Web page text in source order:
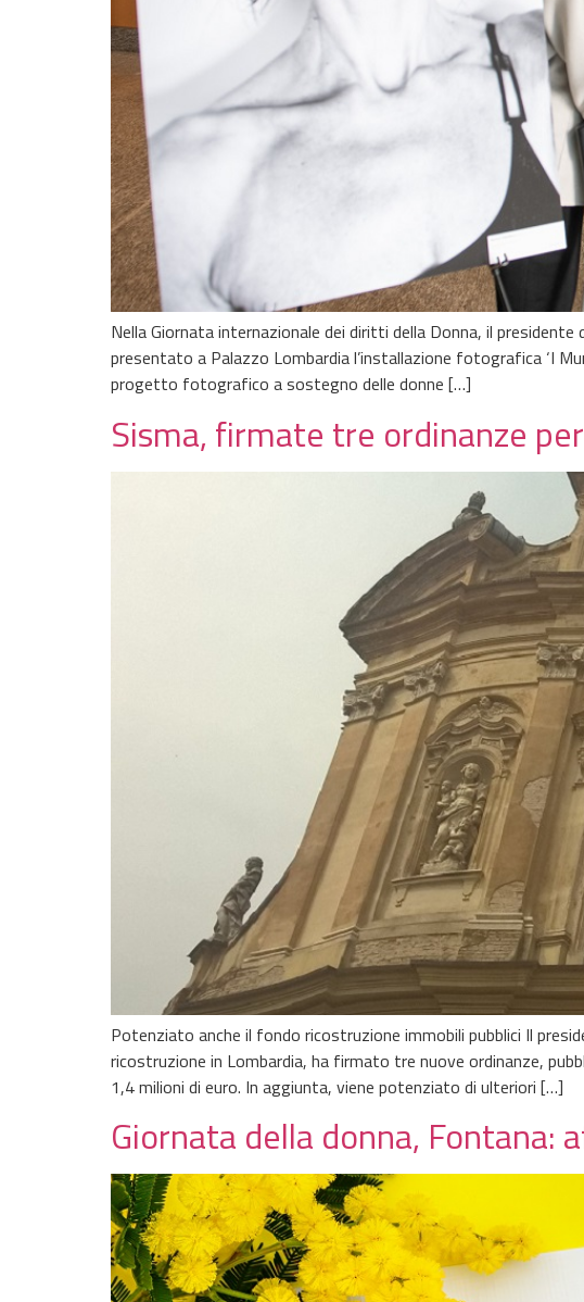
Nella Giornata internazionale dei diritti della Donna, il
presentato a Palazzo Lombardia l’installazione fotografica ‘I
progetto fotografico a sostegno delle donne […]
Sisma, firmate tre ordinanze
Potenziato anche il fondo ricostruzione immobili pubblici Il
ricostruzione in Lombardia, ha firmato tre nuove ordinanze,
1,4 milioni di euro. In aggiunta, viene potenziato di ulteriori […]
Giornata della donna,